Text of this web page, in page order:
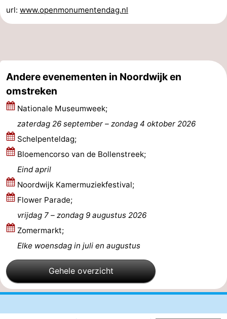
Noord-
Natuur
Duinen
-
aan
Zee
Bergen
-
Alkmaar
-
Egmond
aan
Zee
-
Noordhollands
duinreservaat
-
Wijk
aan
Zee
-
Natuur
Zuid-
Kennermerland
-
Amsterdam
Haarlem
-
Zandvoort
Zuid-
Holland
-
url: www.openmonumentendag.nl
Andere evenementen in Noordwijk en
omstreken
Nationale Museumweek;
zaterdag 26 september –
zondag 4 oktober 2026
Schelpenteldag;
Bloemencorso van de Bollenstreek;
Eind april
Noordwijk Kamermuziekfestival;
Flower Parade;
vrijdag 7 –
zondag 9 augustus 2026
Zomermarkt;
Elke woensdag in juli en augustus
Gehele overzicht